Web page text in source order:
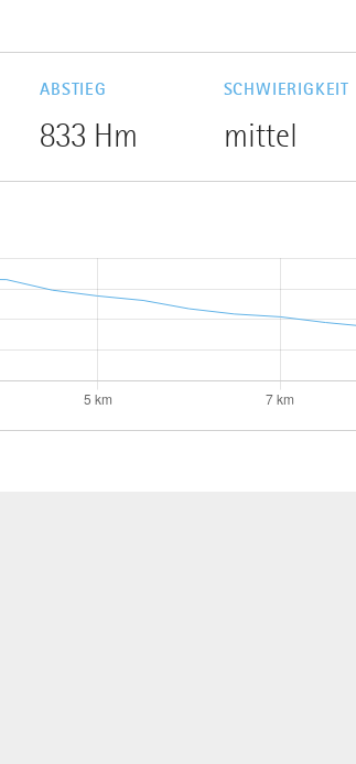
ABSTIEG
833 Hm
SCHWIERIGKEIT
mittel